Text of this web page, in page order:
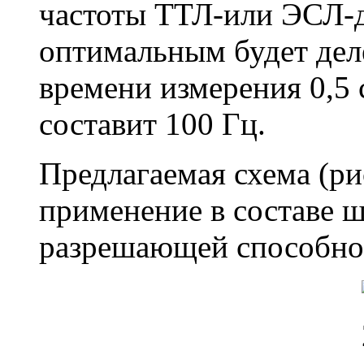
частоты ТТЛ-или ЭСЛ-
оптимальным будет
времени измерения
составит 100 Гц.
Предлагаемая схема
применение в составе
разрешающей